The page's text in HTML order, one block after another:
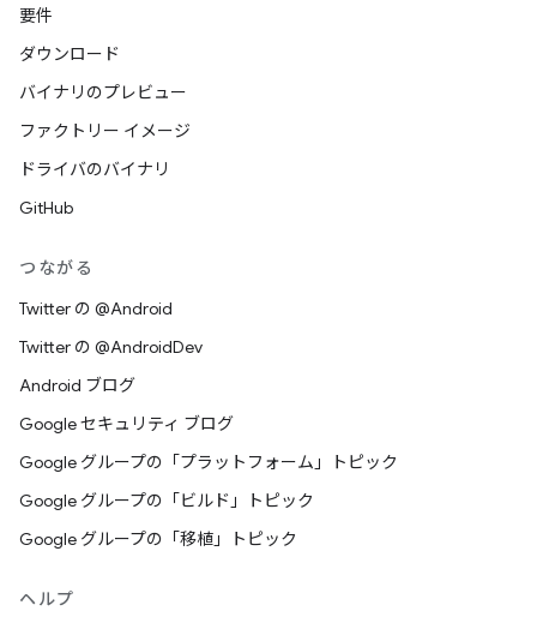
要件
ダウンロード
バイナリのプレビュー
ファクトリー イメージ
ドライバのバイナリ
GitHub
つながる
Twitter の @Android
Twitter の @AndroidDev
Android ブログ
Google セキュリティ ブログ
Google グループの「プラットフォーム」トピック
Google グループの「ビルド」トピック
Google グループの「移植」トピック
ヘルプ